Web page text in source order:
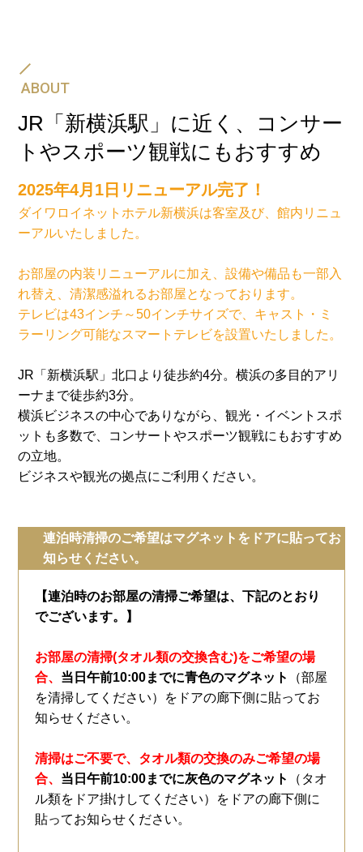
新幹線・JR＋宿泊プラン
ABOUT
JR「新横浜駅」に近く、コンサー
トやスポーツ観戦にもおすすめ
2025年4月1日リニューアル完了！
ダイワロイネットホテル新横浜は客室及び、館内リニュ
ーアルいたしました。
お部屋の内装リニューアルに加え、設備や備品も一部入
れ替え、清潔感溢れるお部屋となっております。
テレビは43インチ～50インチサイズで、キャスト・ミ
ラーリング可能なスマートテレビを設置いたしました。
JR「新横浜駅」北口より徒歩約4分。横浜の多目的アリ
ーナまで徒歩約3分。
横浜ビジネスの中心でありながら、観光・イベントスポ
ットも多数で、コンサートやスポーツ観戦にもおすすめ
の立地。
ビジネスや観光の拠点にご利用ください。
連泊時清掃のご希望はマグネットをドアに貼ってお
知らせください。
【連泊時のお部屋の清掃ご希望は、下記のとおり
でございます。】
お部屋の清掃(タオル類の交換含む)をご希望の場
合、 当日午前10:00までに青色のマグネット
（部屋
を清掃してください）をドアの廊下側に貼ってお
知らせください。
清掃はご不要で、タオル類の交換のみご希望の場
合、 当日午前10:00までに灰色のマグネット
（タオ
ル類をドア掛けしてください）をドアの廊下側に
貼ってお知らせください。